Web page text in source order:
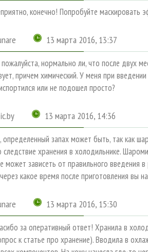
конечно! Попробуйте
13 марта 2016, 13:37
нормально ли, что после двух
причем химический. У меня при
или не подошел просто?
13 марта 2016, 14:36
определенный запах может быть, так как
хранения в холодильнике.
может зависеть от правильного введения
какое время после приготовления вы
13 марта 2016, 15:30
за оперативный ответ! Хранила в
к статье про хранение). Вводила в